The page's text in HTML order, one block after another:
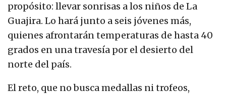
propósito: llevar sonrisas a los niños de La
Guajira. Lo hará junto a seis jóvenes más,
quienes afrontarán temperaturas de hasta 40
grados en una travesía por el desierto del
norte del país.
El reto, que no busca medallas ni trofeos,